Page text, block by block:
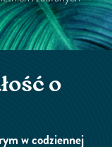
o
w codziennej